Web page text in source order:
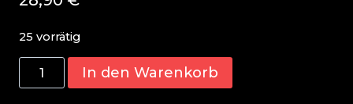
25 vorrätig
BioTech
Brutal
In den Warenkorb